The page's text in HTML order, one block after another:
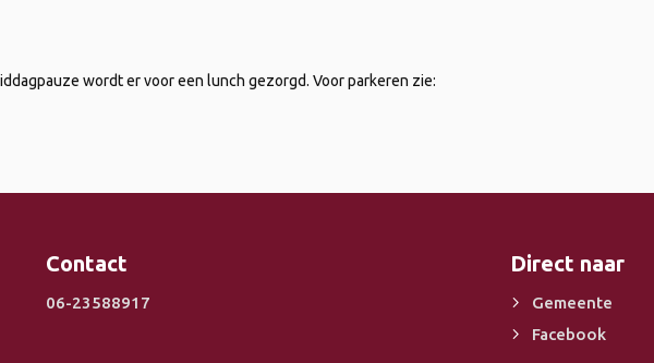
wordt er voor een lunch gezorgd. Voor parkeren zie:
Contact
06-23588917
Direct naar
Gemeente
Facebook